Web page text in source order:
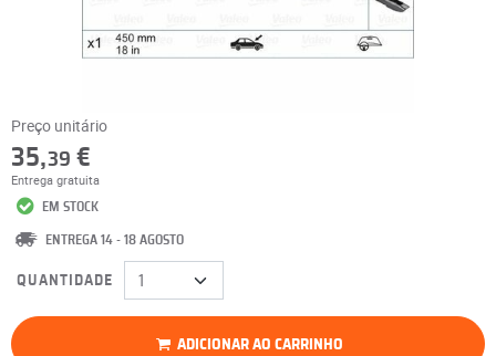
Preço unitário
35,39 €
Entrega gratuita
EM STOCK
ENTREGA 14 - 18 AGOSTO
QUANTIDADE
ADICIONAR AO CARRINHO